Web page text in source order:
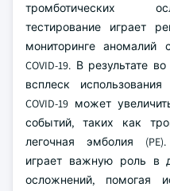
тромботических
тестирование играет
мониторинге аномалий
COVID-19. В результате
всплеск
COVID-19 может
событий, таких как
легочная эмболия
играет важную роль в
осложнений, помогая